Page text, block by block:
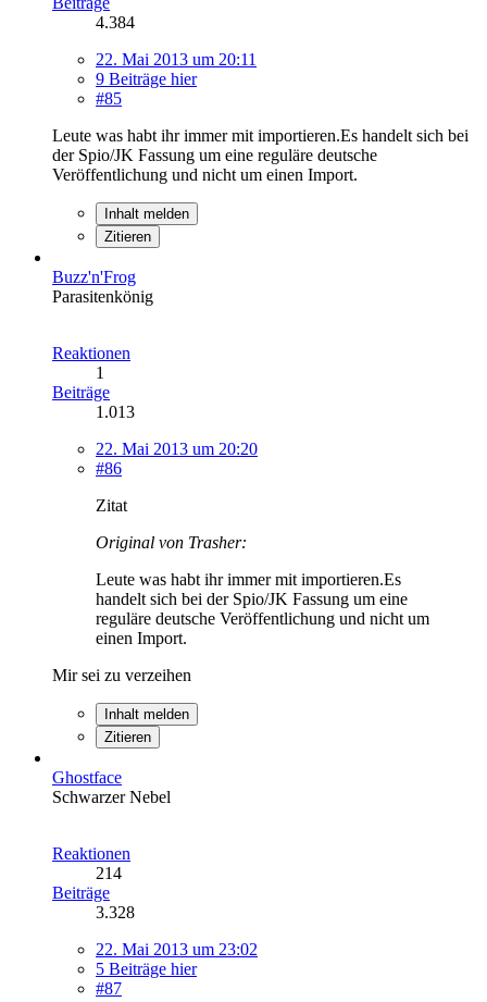
4.384
22. Mai 2013 um 20:11
9 Beiträge hier
#85
Leute was habt ihr immer mit importieren.Es handelt sich bei
der Spio/JK Fassung um eine reguläre deutsche
Veröffentlichung und nicht um einen Import.
Inhalt melden
Zitieren
Buzz'n'Frog
Parasitenkönig
Reaktionen
1
Beiträge
1.013
22. Mai 2013 um 20:20
#86
Zitat
Original von Trasher:
Leute was habt ihr immer mit importieren.Es
handelt sich bei der Spio/JK Fassung um eine
reguläre deutsche Veröffentlichung und nicht um
einen Import.
Mir sei zu verzeihen
Inhalt melden
Zitieren
Ghostface
Schwarzer Nebel
Reaktionen
214
Beiträge
3.328
22. Mai 2013 um 23:02
5 Beiträge hier
#87